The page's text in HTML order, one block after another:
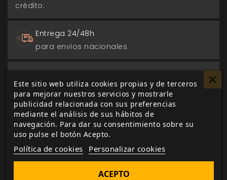
crédito.
Entrega 24/48h
para envios nacionales.
actualizada con todos los juego canjeados
o comprados.
DESCRIPCIÓN
Este sitio web utiliza cookies propias y de terceros
para mejorar nuestros servicios y mostrarle
publicidad relacionada con sus preferencias
mediante el análisis de sus hábitos de
navegación. Para dar su consentimiento sobre su
uso pulse el botón Acepto.
Política de cookies Personalizar cookies
ACEPTO